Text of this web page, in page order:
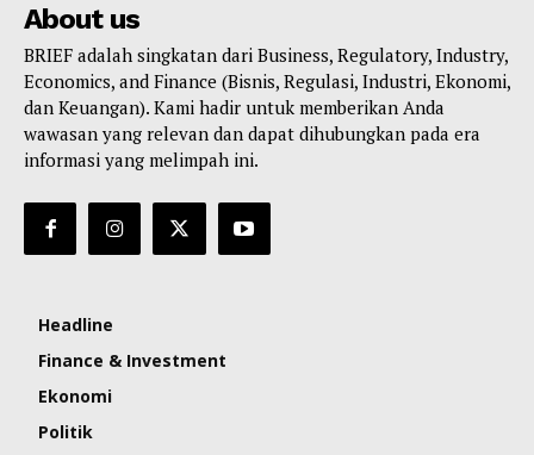
About us
BRIEF adalah singkatan dari Business, Regulatory, Industry,
Economics, and Finance (Bisnis, Regulasi, Industri, Ekonomi,
dan Keuangan). Kami hadir untuk memberikan Anda
wawasan yang relevan dan dapat dihubungkan pada era
informasi yang melimpah ini.
Headline
Finance & Investment
Ekonomi
Politik